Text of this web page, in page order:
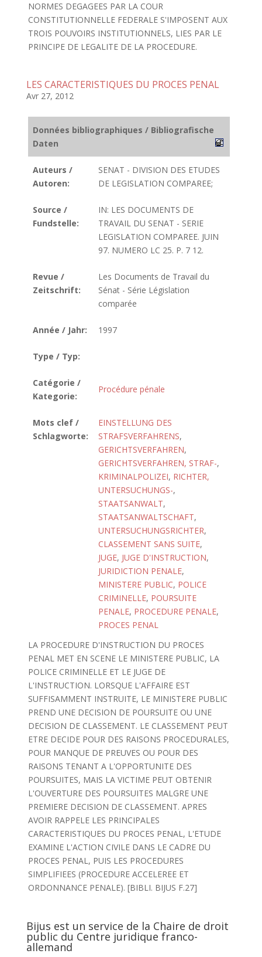
NORMES DEGAGEES PAR LA COUR
CONSTITUTIONNELLE FEDERALE S'IMPOSENT AUX
TROIS POUVOIRS INSTITUTIONNELS, LIES PAR LE
PRINCIPE DE LEGALITE DE LA PROCEDURE.
LES CARACTERISTIQUES DU PROCES PENAL
Avr 27, 2012
Données bibliographiques / Bibliografische
Daten
Auteurs /
Autoren:
SENAT - DIVISION DES ETUDES
DE LEGISLATION COMPAREE;
Source /
Fundstelle:
IN: LES DOCUMENTS DE
TRAVAIL DU SENAT - SERIE
LEGISLATION COMPAREE. JUIN
97. NUMERO LC 25. P. 7 12.
Revue /
Zeitschrift:
Les Documents de Travail du
Sénat - Série Législation
comparée
Année / Jahr: 1997
Type / Typ:
Catégorie /
Kategorie:
Procédure pénale
Mots clef /
Schlagworte:
EINSTELLUNG DES
STRAFSVERFAHRENS,
GERICHTSVERFAHREN,
GERICHTSVERFAHREN, STRAF-,
KRIMINALPOLIZEI, RICHTER,
UNTERSUCHUNGS-,
STAATSANWALT,
STAATSANWALTSCHAFT,
UNTERSUCHUNGSRICHTER,
CLASSEMENT SANS SUITE,
JUGE, JUGE D'INSTRUCTION,
JURIDICTION PENALE,
MINISTERE PUBLIC, POLICE
CRIMINELLE, POURSUITE
PENALE, PROCEDURE PENALE,
PROCES PENAL
LA PROCEDURE D'INSTRUCTION DU PROCES
PENAL MET EN SCENE LE MINISTERE PUBLIC, LA
POLICE CRIMINELLE ET LE JUGE DE
L'INSTRUCTION. LORSQUE L'AFFAIRE EST
SUFFISAMMENT INSTRUITE, LE MINISTERE PUBLIC
PREND UNE DECISION DE POURSUITE OU UNE
DECISION DE CLASSEMENT. LE CLASSEMENT PEUT
ETRE DECIDE POUR DES RAISONS PROCEDURALES,
POUR MANQUE DE PREUVES OU POUR DES
RAISONS TENANT A L'OPPORTUNITE DES
POURSUITES, MAIS LA VICTIME PEUT OBTENIR
L'OUVERTURE DES POURSUITES MALGRE UNE
PREMIERE DECISION DE CLASSEMENT. APRES
AVOIR RAPPELE LES PRINCIPALES
CARACTERISTIQUES DU PROCES PENAL, L'ETUDE
EXAMINE L'ACTION CIVILE DANS LE CADRE DU
PROCES PENAL, PUIS LES PROCEDURES
SIMPLIFIEES (PROCEDURE ACCELEREE ET
ORDONNANCE PENALE). [BIBLI. BIJUS F.27]
Bijus est un service de la Chaire de droit
public du Centre juridique franco-
allemand